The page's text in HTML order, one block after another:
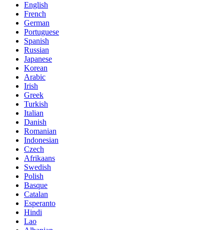
English
French
German
Portuguese
Spanish
Russian
Japanese
Korean
Arabic
Irish
Greek
Turkish
Italian
Danish
Romanian
Indonesian
Czech
Afrikaans
Swedish
Polish
Basque
Catalan
Esperanto
Hindi
Lao